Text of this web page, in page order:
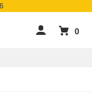
0